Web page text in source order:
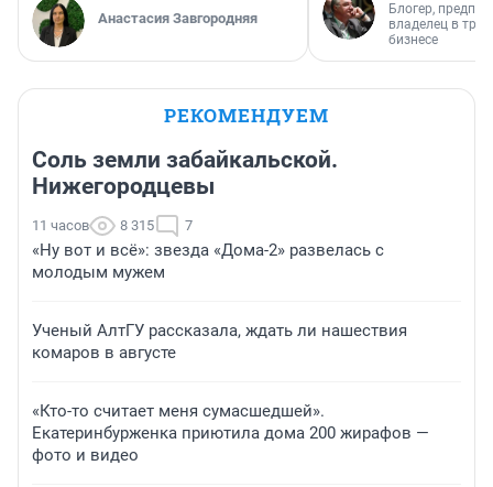
Анастасия Завгородняя
Блогер,
владелец в
бизнесе
РЕКОМЕНДУЕМ
Соль земли забайкальской.
Нижегородцевы
11 часов 8 315 7
«Ну вот и всё»: звезда «Дома-2» развелась с
молодым мужем
Ученый АлтГУ рассказала, ждать ли нашествия
комаров в августе
«Кто-то считает меня сумасшедшей».
Екатеринбурженка приютила дома 200 жирафов —
фото и видео